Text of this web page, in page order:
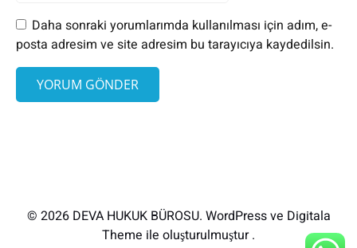
Daha sonraki yorumlarımda kullanılması için adım, e-
posta adresim ve site adresim bu tarayıcıya kaydedilsin.
© 2026 DEVA HUKUK BÜROSU. WordPress ve Digitala
Theme ile oluşturulmuştur .